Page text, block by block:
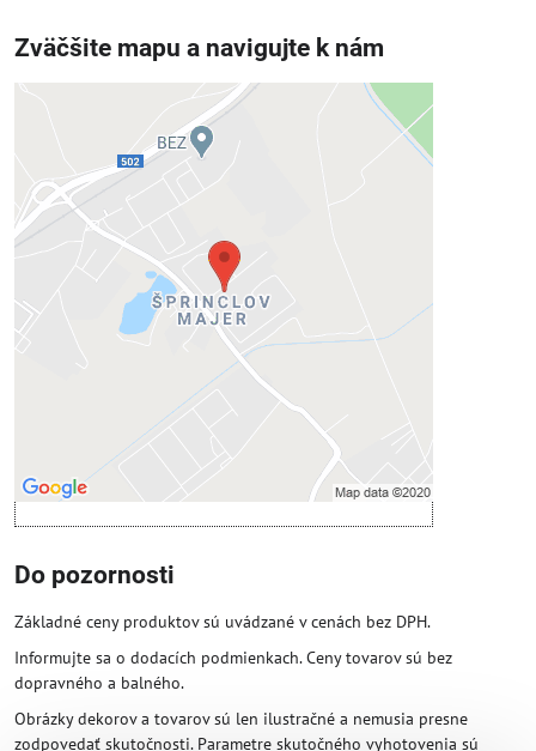
Zväčšite mapu a navigujte k nám
Externý obsah je blokovaný
Prajete si načítať externý obsah?
Povoliť tentokrát
Povoliť a zapamätať - súhlas s druhom
cookie: Funkčné
Otvoriť obsah v novom okne
Do pozornosti
Základné ceny produktov sú uvádzané v cenách bez DPH.
Informujte sa o dodacích podmienkach. Ceny tovarov sú bez
dopravného a balného.
Obrázky dekorov a tovarov sú len ilustračné a nemusia presne
zodpovedať skutočnosti. Parametre skutočného vyhotovenia sú